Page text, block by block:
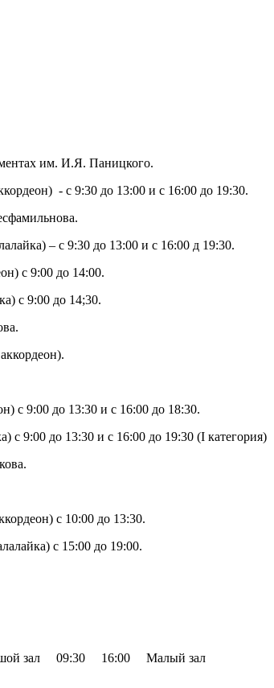
им. И.Я. Паницкого.
- с 9:30 до 13:00 и с 16:00 до 19:30.
– с 9:30 до 13:00 и с 16:00 д 19:30.
с 9:00 до 14:00.
с 9:00 до 14;30.
с 9:00 до 13:30 и с 16:00 до 18:30.
с 9:00 до 13:30 и с 16:00 до 19:30 (I категория)
с 10:00 до 13:30.
с 15:00 до 19:00.
зал 09:30 16:00
Малый зал